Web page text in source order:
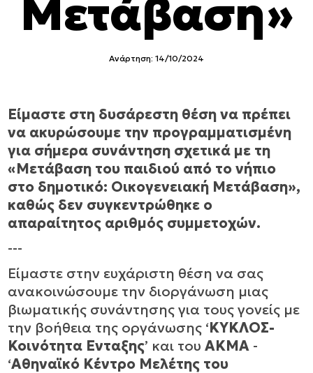
Μετάβαση»
Ανάρτηση: 14/10/2024
Είμαστε στη δυσάρεστη θέση να πρέπει
να ακυρώσουμε την προγραμματισμένη
για σήμερα συνάντηση σχετικά με τη
«Μετάβαση του παιδιού από το νήπιο
στο δημοτικό: Οικογενειακή Μετάβαση»,
καθώς δεν συγκεντρώθηκε ο
απαραίτητος αριθμός συμμετοχών.
---
Είμαστε στην ευχάριστη θέση να σας
ανακοινώσουμε την διοργάνωση μιας
βιωματικής συνάντησης για τους γονείς με
την βοήθεια της οργάνωσης ‘ΚΥΚΛΟΣ-
Κοινότητα Ενταξης’ και τουΑΚΜΑ -
‘Αθηναϊκό Κέντρο Μελέτης του